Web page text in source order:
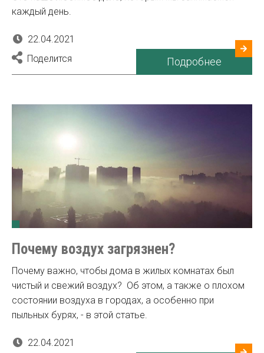
каждый день.
22.04.2021
Поделится
Подробнее
Почему воздух загрязнен?
Почему важно, чтобы дома в жилых комнатах был
чистый и свежий воздух? Об этом, а также о плохом
состоянии воздуха в городах, а особенно при
пыльных бурях, - в этой статье.
22.04.2021